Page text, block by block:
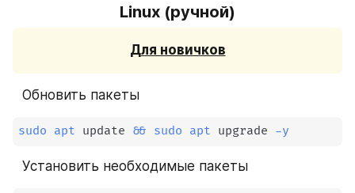
Linux (ручной)
Для новичков
⠀Обновить пакеты
sudo apt update && sudo apt upgrade -y
⠀Установить необходимые пакеты